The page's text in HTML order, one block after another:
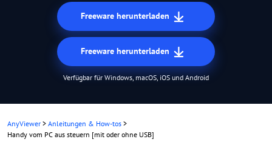
Freeware herunterladen
Freeware herunterladen
Verfügbar für Windows, macOS, iOS und Android
AnyViewer > Anleitungen & How-tos >
Handy vom PC aus steuern [mit oder ohne USB]